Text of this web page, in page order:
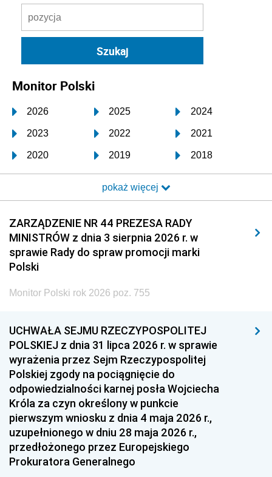
Monitor Polski
2026 2025 2024
2023 2022 2021
2020 2019 2018
2017 2016 2015
2014 2013 2012
2011 2010 2009
2008 2007 2006
2005
1996 1995 1994
1993 1992 1991
1990 1989
1987 1986 1985
1984 1983 1982
1981 1980 1979
1978 1977
pokaż więcej
ZARZĄDZENIE NR 44 PREZESA RADY
MINISTRÓW z dnia 3 sierpnia 2026 r. w
sprawie Rady do spraw promocji marki
Polski
Monitor Polski rok 2026 poz. 755
UCHWAŁA SEJMU RZECZYPOSPOLITEJ
POLSKIEJ z dnia 31 lipca 2026 r. w sprawie
wyrażenia przez Sejm Rzeczypospolitej
Polskiej zgody na pociągnięcie do
odpowiedzialności karnej posła Wojciecha
Króla za czyn określony w punkcie
pierwszym wniosku z dnia 4 maja 2026 r.,
uzupełnionego w dniu 28 maja 2026 r.,
przedłożonego przez Europejskiego
Prokuratora Generalnego